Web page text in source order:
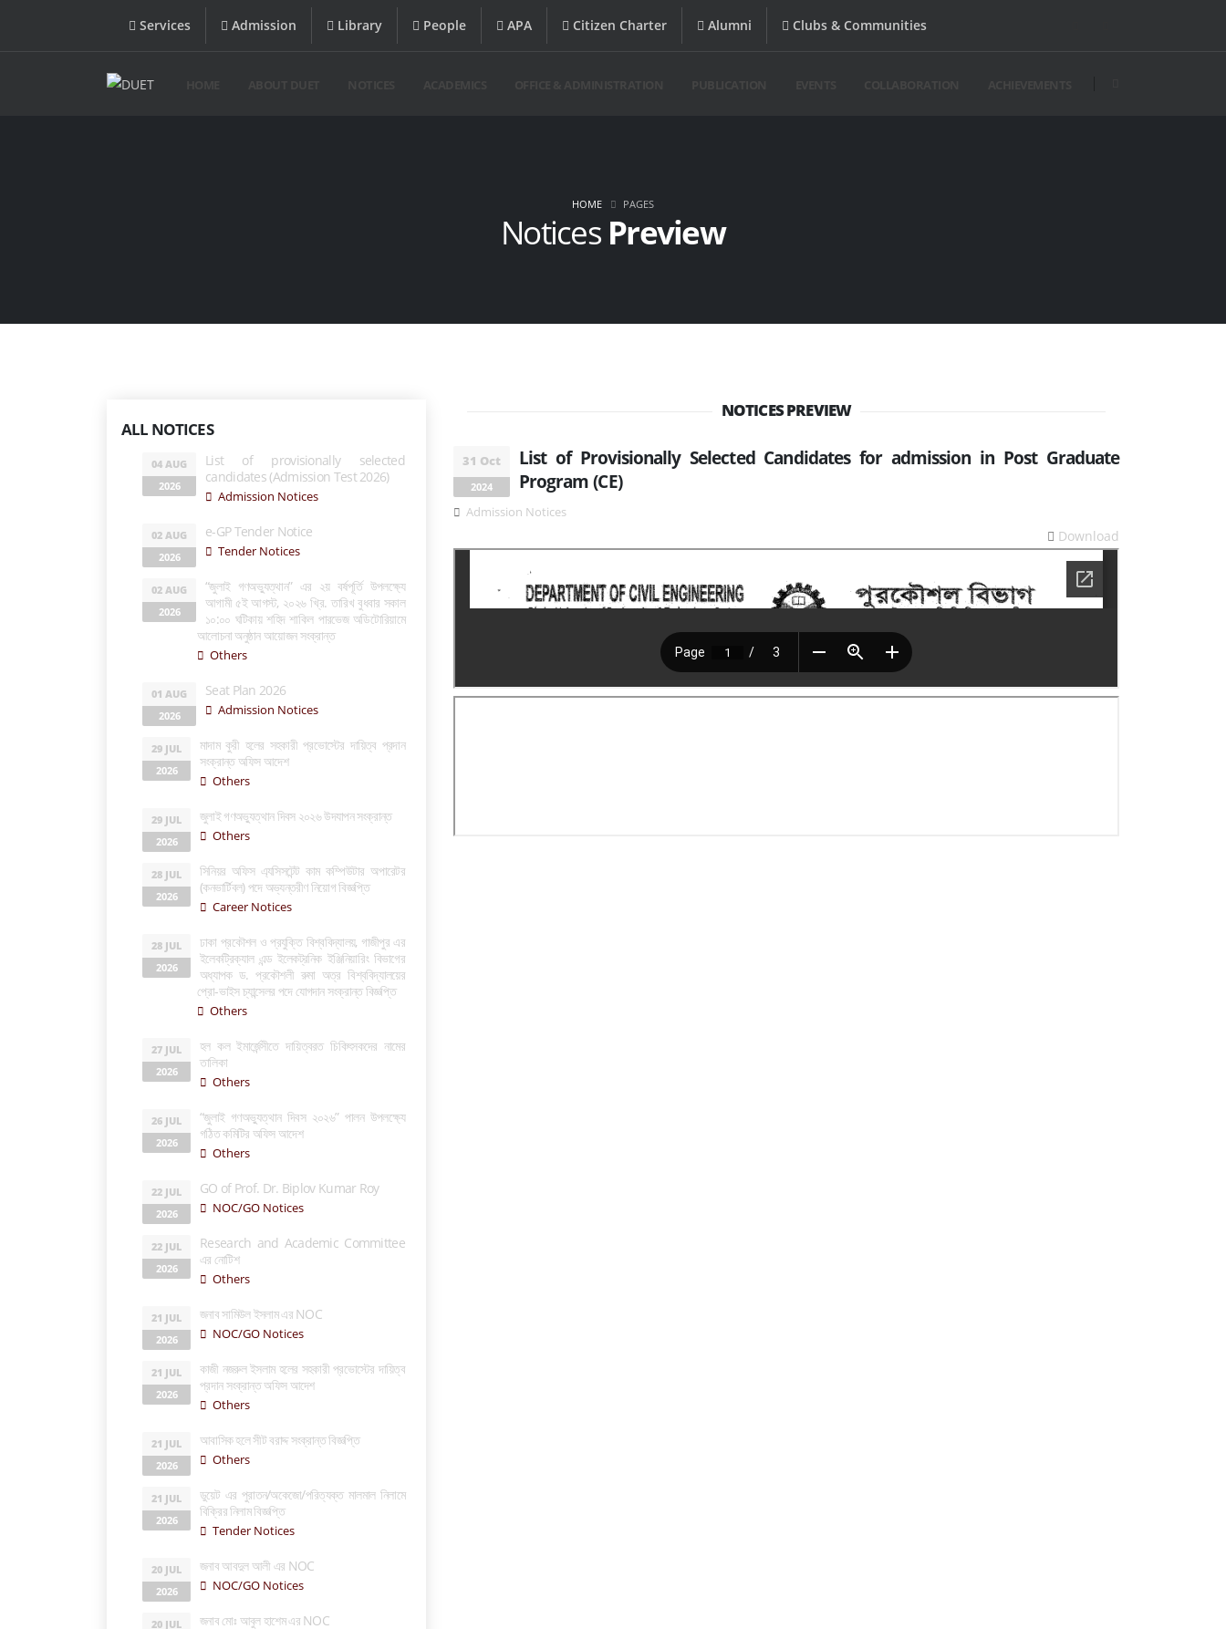
Services Admission Library People APA Citizen Charter Alumni Clubs & Communities
Notices Preview
HOME PAGES
ALL NOTICES
04 AUG
2026
List of provisionally selected
candidates (Admission Test 2026)
Admission Notices
02 AUG
2026
e-GP Tender Notice
Tender Notices
02 AUG
2026
“জুলাই গণঅভ্যুত্থান” এর ২য় বর্ষপূর্তি উপলক্ষ্যে
আগামী ৫ই আগস্ট, ২০২৬ খ্রি. তারিখ বুধবার সকাল
১০:০০ ঘটিকায় শহিদ শাকিল পারভেজ অডিটোরিয়ামে
আলোচনা অনুষ্ঠান আয়োজন সংক্রান্ত
Others
01 AUG
2026
Seat Plan 2026
Admission Notices
29 JUL
2026
মাদাম কুরী হলের সহকারী প্রভোস্টের দায়িত্ব প্রদান
সংক্রান্ত অফিস আদেশ
Others
29 JUL
2026
জুলাই গণঅভ্যুত্থান দিবস ২০২৬ উদযাপন সংক্রান্ত
Others
28 JUL
2026
সিনিয়র অফিস এ্যসিসটেন্ট কাম কম্পিউটার অপারেটর
(কনভার্টিবল) পদে অভ্যন্তরীণ নিয়োগ বিজ্ঞপ্তি
Career Notices
28 JUL
2026
ঢাকা প্রকৌশল ও প্রযুক্তি বিশ্ববিদ্যালয়, গাজীপুর এর
ইলেকট্রিক্যাল এন্ড ইলেকট্রনিক ইঞ্জিনিয়ারিং বিভাগের
অধ্যাপক ড. প্রকৌশলী রুমা অত্র বিশ্ববিদ্যালয়ের
প্রো-ভাইস চ্যান্সেলর পদে যোগদান সংক্রান্ত বিজ্ঞপ্তি
Others
27 JUL
2026
হল কল ইমার্জেন্সীতে দায়িত্বরত চিকিৎসকদের নামের
তালিকা
Others
26 JUL
2026
“জুলাই গণঅভ্যুত্থান দিবস ২০২৬” পালন উপলক্ষ্যে
গঠিত কমিটির অফিস আদেশ
Others
22 JUL
2026
GO of Prof. Dr. Biplov Kumar Roy
NOC/GO Notices
22 JUL
2026
Research and Academic Committee
এর নোটিশ
Others
21 JUL
2026
জনাব সামিউল ইসলাম এর NOC
NOC/GO Notices
21 JUL
2026
কাজী নজরুল ইসলাম হলের সহকারী প্রভোস্টের দায়িত্ব
প্রদান সংক্রান্ত অফিস আদেশ
Others
21 JUL
2026
আবাসিক হলে সীট বরাদ্দ সংক্রান্ত বিজ্ঞপ্তি
Others
21 JUL
2026
ডুয়েট এর পুরাতন/অকেজো/পরিত্যক্ত মালমাল নিলামে
বিক্রির নিলাম বিজ্ঞপ্তি
Tender Notices
20 JUL
2026
জনাব আবদুল আলী এর NOC
NOC/GO Notices
20 JUL
জনাব মোঃ আবুল হাশেম এর NOC
NOTICES PREVIEW
31 Oct
2024
List of Provisionally Selected Candidates for admission in Post Graduate
Program (CE)
Admission Notices
Download